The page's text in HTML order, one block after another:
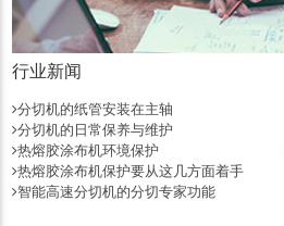
行业新闻
分切机的纸管安装在主轴
分切机的日常保养与维护
热熔胶涂布机环境保护
热熔胶涂布机保护要从这几方面着手
智能高速分切机的分切专家功能